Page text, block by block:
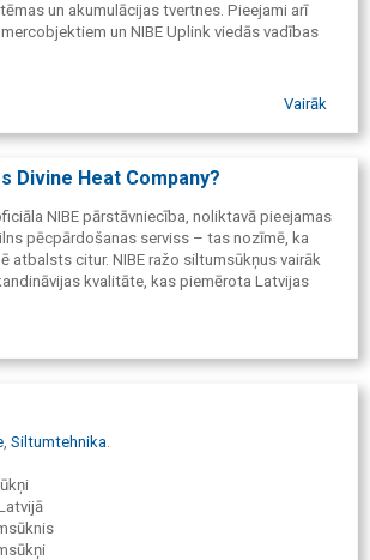
un akumulācijas tvertnes. Pieejami arī
un NIBE Uplink viedās vadības
Vairāk
Divine Heat Company?
NIBE pārstāvniecība, noliktavā pieejamas
pēcpārdošanas serviss – tas nozīmē, ka
atbalsts citur. NIBE ražo siltumsūkņus vairāk
kvalitāte, kas piemērota Latvijas
Siltumtehnika